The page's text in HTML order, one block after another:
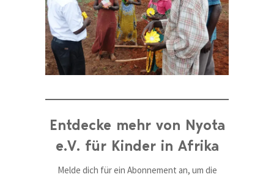
Entdecke mehr von Nyota
e.V. für Kinder in Afrika
Melde dich für ein Abonnement an, um die